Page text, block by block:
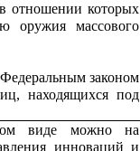
отношении которых
оружия массового
законом
находящихся под
виде можно на
инноваций и